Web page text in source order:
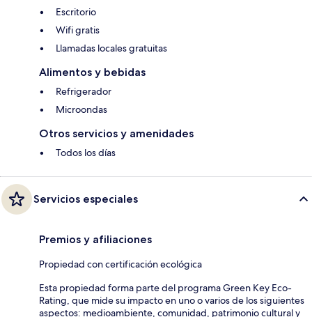
Escritorio
Wifi gratis
Llamadas locales gratuitas
Alimentos y bebidas
Refrigerador
Microondas
Otros servicios y amenidades
Todos los días
Servicios especiales
Premios y afiliaciones
Propiedad con certificación ecológica
Esta propiedad forma parte del programa Green Key Eco-
Rating, que mide su impacto en uno o varios de los siguientes
aspectos: medioambiente, comunidad, patrimonio cultural y